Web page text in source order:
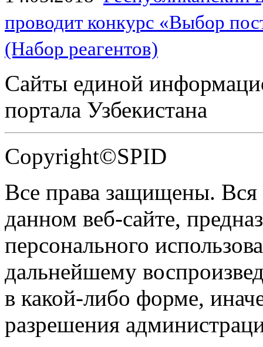
проводит конкурс «Выбор
(Набор реагентов)
Сайты единой
портала Узбекистана
Copyright©SPID
Все права защищены.
данном веб-сайте,
персонального
дальнейшему
в какой-либо форме,
разрешения